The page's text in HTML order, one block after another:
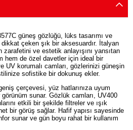
güneş gözlüğü, lüks tasarımı ve
çeken şık bir aksesuardır. İtalyan
zarafetini ve estetik anlayışını yansıtan
hem de özel davetler için ideal bir
UV korumalı camları, gözlerinizi güneşin
sofistike bir dokunuş ekler.
çerçevesi, yüz hatlarınıza uyum
sunar. Gözlük camları, UV400
etkili bir şekilde filtreler ve ışık
bir görüş sağlar. Hafif yapısı sayesinde
sunar ve gün boyu rahat bir kullanım